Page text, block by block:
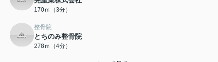
170ｍ（3分）
整骨院
とちのみ整骨院
278ｍ（4分）